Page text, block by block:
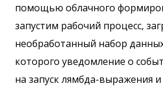
помощью облачного
запустим рабочий процесс,
необработанный набор
которого уведомление о
на запуск лямбда-выражения